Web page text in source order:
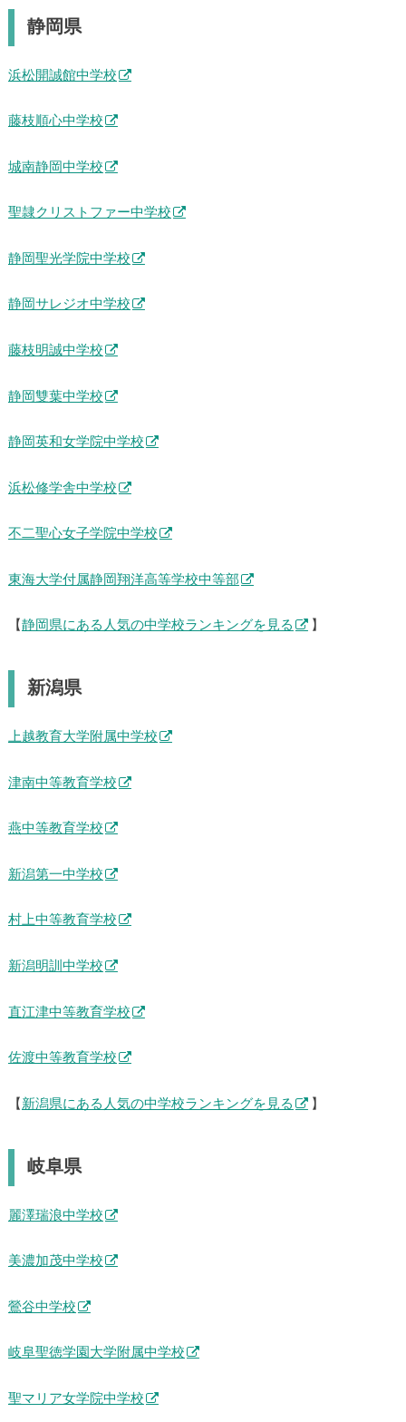
静岡県
浜松開誠館中学校
藤枝順心中学校
城南静岡中学校
聖隷クリストファー中学校
静岡聖光学院中学校
静岡サレジオ中学校
藤枝明誠中学校
静岡雙葉中学校
静岡英和女学院中学校
浜松修学舎中学校
不二聖心女子学院中学校
東海大学付属静岡翔洋高等学校中等部
【 静岡県にある人気の中学校ランキングを見る 】
新潟県
上越教育大学附属中学校
津南中等教育学校
燕中等教育学校
新潟第一中学校
村上中等教育学校
新潟明訓中学校
直江津中等教育学校
佐渡中等教育学校
【 新潟県にある人気の中学校ランキングを見る 】
岐阜県
麗澤瑞浪中学校
美濃加茂中学校
鶯谷中学校
岐阜聖徳学園大学附属中学校
聖マリア女学院中学校